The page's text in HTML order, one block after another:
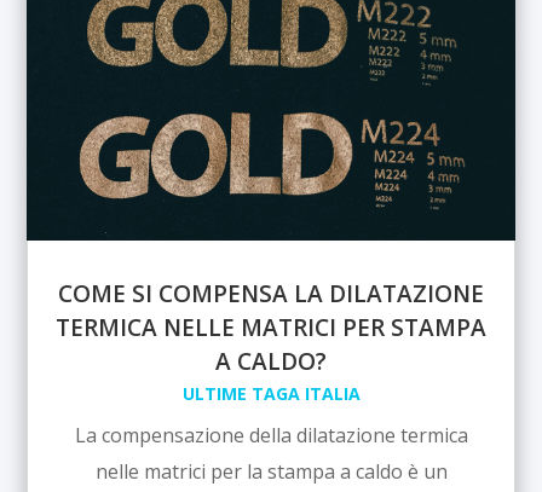
COME SI COMPENSA LA DILATAZIONE
TERMICA NELLE MATRICI PER STAMPA
A CALDO?
ULTIME TAGA ITALIA
La compensazione della dilatazione termica
nelle matrici per la stampa a caldo è un